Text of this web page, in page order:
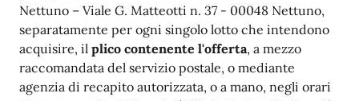
Nettuno – Viale G. Matteotti n. 37 - 00048 Nettuno,
separatamente per ogni singolo lotto che intendono
acquisire, il plico contenente l'offerta, a mezzo
raccomandata del servizio postale, o mediante
agenzia di recapito autorizzata, o a mano, negli orari